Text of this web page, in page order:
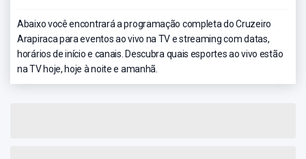
Abaixo você encontrará a programação completa do Cruzeiro
Arapiraca para eventos ao vivo na TV e streaming com datas,
horários de início e canais. Descubra quais esportes ao vivo estão
na TV hoje, hoje à noite e amanhã.